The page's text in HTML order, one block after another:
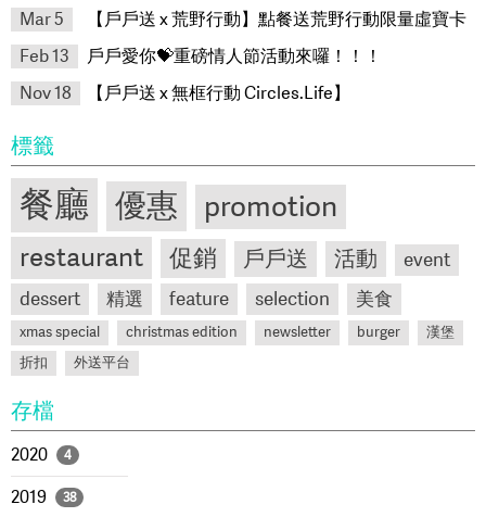
Mar 5
【戶戶送 x 荒野行動】點餐送荒野行動限量虛寶卡
Feb 13
戶戶愛你💝重磅情人節活動來囉！！！
Nov 18
【戶戶送 x 無框行動 Circles.Life】
標籤
餐廳 優惠 promotion
restaurant 促銷 戶戶送 活動
event
dessert
精選 feature selection 美食
xmas special christmas edition newsletter burger
漢堡
折扣
外送平台
存檔
2020 4
2019 38